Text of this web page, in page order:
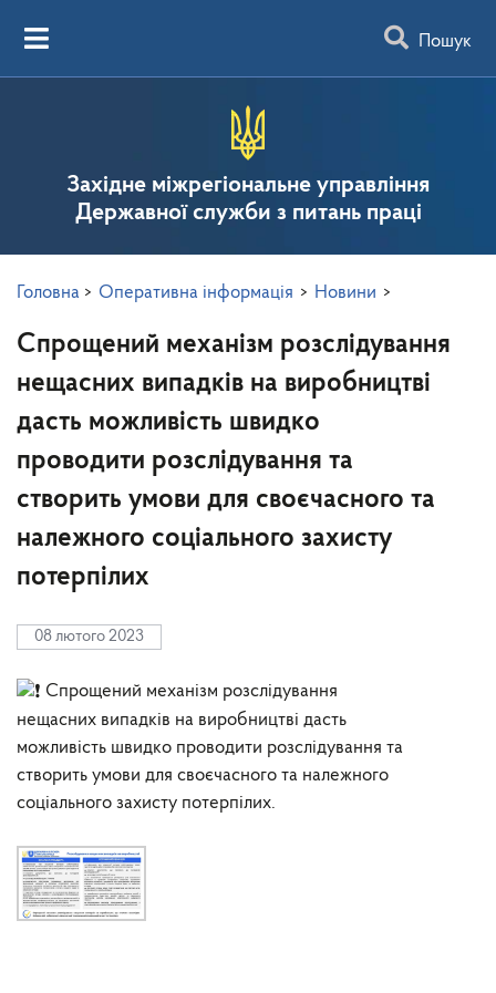
Пошук
Західне міжрегіональне управління
Державної служби з питань праці
Головна > Оперативна інформація > Новини >
Спрощений механізм розслідування
нещасних випадків на виробництві
дасть можливість швидко
проводити розслідування та
створить умови для своєчасного та
належного соціального захисту
потерпілих
08 лютого 2023
Спрощений механізм розслідування
нещасних випадків на виробництві дасть
можливість швидко проводити розслідування та
створить умови для своєчасного та належного
соціального захисту потерпілих.